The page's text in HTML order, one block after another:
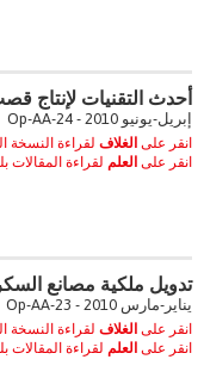
أحدث التقنيات لإنتاج
إبريل-يونيو 2010 - Op-AA-24
انقر على الغلاف لقراءة النسخة
انقر على العلم لقراءة المقالات
تدويل ملكية مصانع السكر
يناير-مارس 2010 - Op-AA-23
انقر على الغلاف لقراءة النسخة
انقر على العلم لقراءة المقالات